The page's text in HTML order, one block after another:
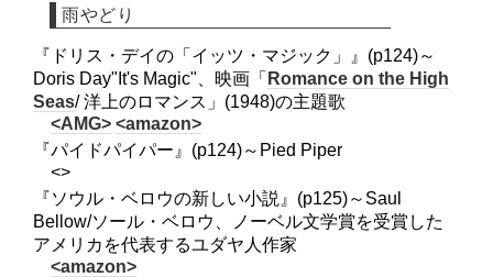
雨やどり
『ドリス・デイの「イッツ・マジック」』(p124)～
Doris Day"It's Magic"、映画「 Romance on the High
Seas/ 洋上のロマンス」(1948)の主題歌
<AMG> <amazon>
『パイドパイパー』(p124)～Pied Piper
<>
『ソウル・ベロウの新しい小説』(p125)～Saul
Bellow/ソール・ベロウ、ノーベル文学賞を受賞した
アメリカを代表するユダヤ人作家
<amazon>